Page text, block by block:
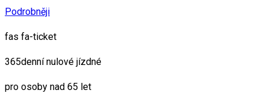
Podrobněji
fas fa-ticket
365denní nulové jízdné
pro osoby nad 65 let